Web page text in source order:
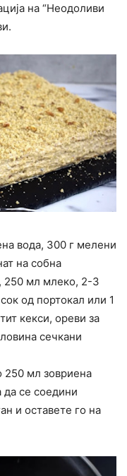
на “Неодоливи
вода, 300 г мелени
на собна
250 мл млеко, 2-3
од портокал или 1
кекси, ореви за
сечкани
250 мл зовриена
да се соедини
и оставете го на